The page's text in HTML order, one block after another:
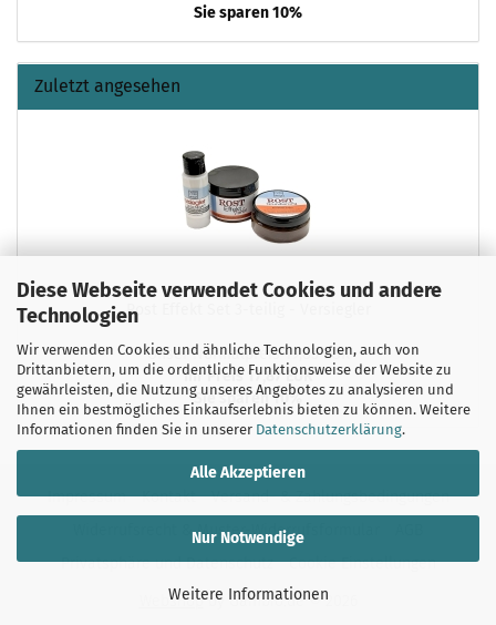
Diese Webseite verwendet Cookies und andere
Technologien
Wir verwenden Cookies und ähnliche Technologien, auch von
Drittanbietern, um die ordentliche Funktionsweise der Website zu
gewährleisten, die Nutzung unseres Angebotes zu analysieren und
Ihnen ein bestmögliches Einkaufserlebnis bieten zu können. Weitere
Informationen finden Sie in unserer Datenschutzerklärung.
Alle Akzeptieren
Nur Notwendige
Weitere Informationen
Sie sparen 10%
Zuletzt angesehen
Rost Effekt Set 3-teilig - Versiegler
Unser Normalpreis 19,85 EUR
Ihr Preis 17,87 EUR
Sie sparen 10%
Impressum Kontakt
Versand- & Zahlungsbedingungen
Widerrufsrecht & Muster-Widerrufsformular
Privatsphäre und Datenschutz
Cookie Einstellungen
Webshopby Gambio.de © 2026